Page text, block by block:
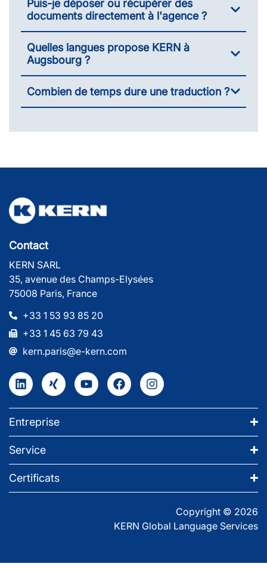
Puis-je déposer ou récupérer des
documents directement à l'agence ?
Quelles langues propose KERN à
Augsbourg ?
Combien de temps dure une traduction ?
Contact
KERN SARL
35, avenue des Champs-Elysées
75008 Paris, France
+33 1 53 93 85 20
+33 1 45 63 79 43
kern.paris@e-kern.com
Entreprise
Service
Certificats
Copyright © 2026
KERN Global Language Services